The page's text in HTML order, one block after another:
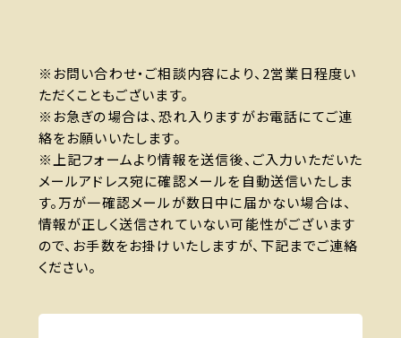
※お問い合わせ・ご相談内容により、2営業日程度い
ただくこともございます。
※お急ぎの場合は、恐れ入りますがお電話にてご連
絡をお願いいたします。
※上記フォームより情報を送信後、ご入力いただいた
メールアドレス宛に確認メールを自動送信いたしま
す。万が一確認メールが数日中に届かない場合は、
情報が正しく送信されていない可能性がございます
ので、お手数をお掛けいたしますが、下記までご連絡
ください。